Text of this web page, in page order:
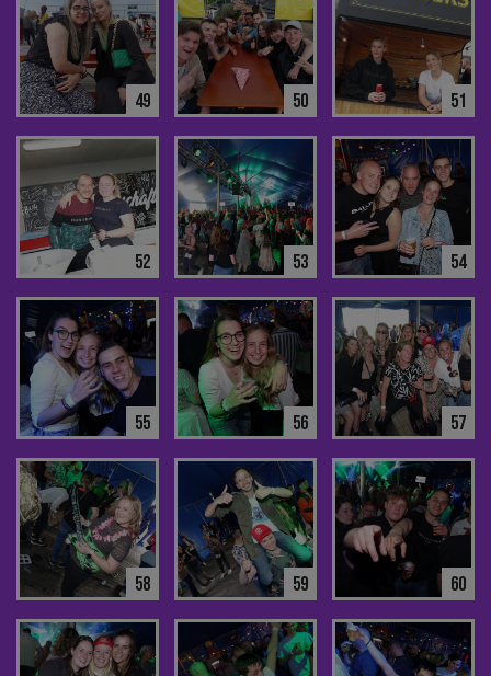
49 50 51
52 53 54
55 56 57
58 59 60